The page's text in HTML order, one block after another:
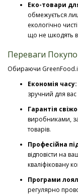
Еко-товари
обмежується
екологічно
що не шкодять
Переваги
Обираючи
Економія часу:
зручний для
Гарантія
виробниками,
товарів.
Професійна
відповісти на
кваліфіковану
Програми
регулярно